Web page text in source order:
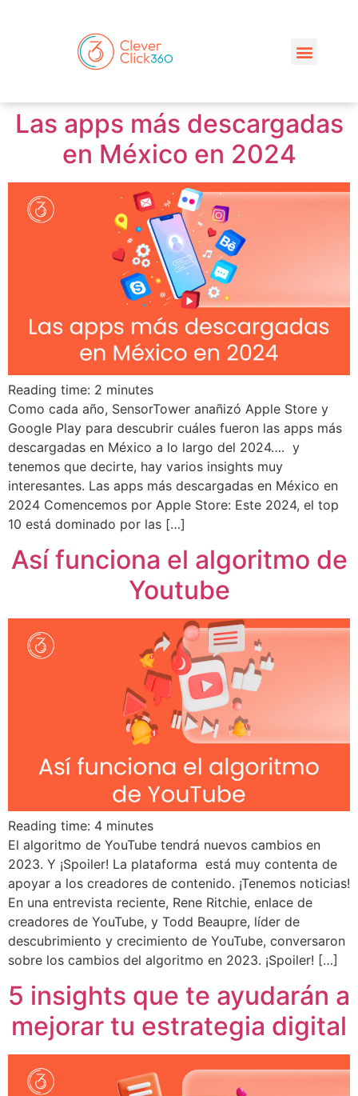
Las apps más descargadas
en México en 2024
Reading time: 2 minutes
Como cada año, SensorTower anañizó Apple Store y
Google Play para descubrir cuáles fueron las apps más
descargadas en México a lo largo del 2024…. y
tenemos que decirte, hay varios insights muy
interesantes. Las apps más descargadas en México en
2024 Comencemos por Apple Store: Este 2024, el top
10 está dominado por las […]
Así funciona el algoritmo de
Youtube
Reading time: 4 minutes
El algoritmo de YouTube tendrá nuevos cambios en
2023. Y ¡Spoiler! La plataforma está muy contenta de
apoyar a los creadores de contenido. ¡Tenemos noticias!
En una entrevista reciente, Rene Ritchie, enlace de
creadores de YouTube, y Todd Beaupre, líder de
descubrimiento y crecimiento de YouTube, conversaron
sobre los cambios del algoritmo en 2023. ¡Spoiler! […]
5 insights que te ayudarán a
mejorar tu estrategia digital